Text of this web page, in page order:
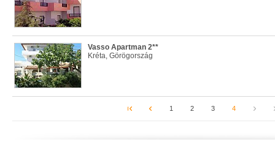
Vasso Apartman 2**
Kréta, Görögország
1 2 3 4